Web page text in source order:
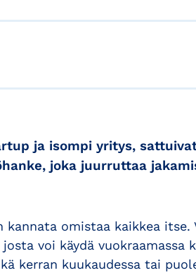
ja isompi yritys,
joka juurruttaa
kannata omistaa kaikkea itse.
voi käydä vuokraamassa
kerran kuukaudessa tai